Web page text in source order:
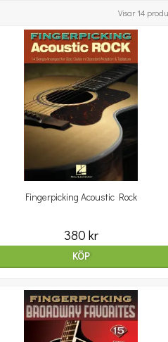
Visar 14
Fingerpicking Acoustic Rock
380 kr
KÖP